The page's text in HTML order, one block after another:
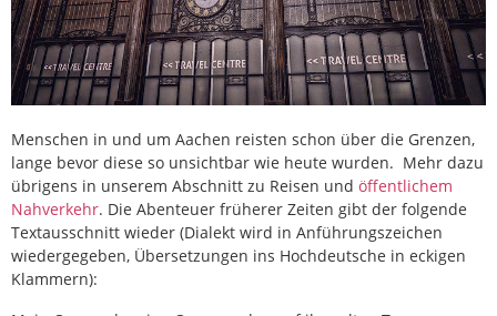
Menschen in und um Aachen reisten schon über die Grenzen,
lange bevor diese so unsichtbar wie heute wurden. Mehr dazu
übrigens in unserem Abschnitt zu Reisen und öffentlichem
Nahverkehr. Die Abenteuer früherer Zeiten gibt der folgende
Textausschnitt wieder (Dialekt wird in Anführungszeichen
wiedergegeben, Übersetzungen ins Hochdeutsche in eckigen
Klammern):